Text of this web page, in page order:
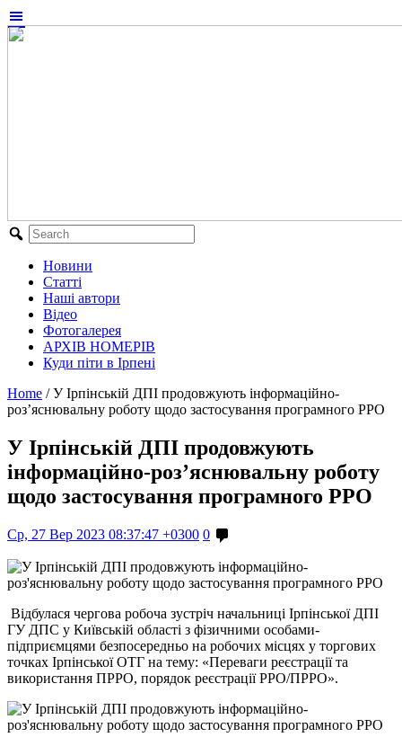
Новини
Статті
Наші автори
Відео
Фотогалерея
АРХІВ НОМЕРІВ
Куди піти в Ірпені
Home / У Ірпінській ДПІ продовжують інформаційно-
роз’яснювальну роботу щодо застосування програмного РРО
У Ірпінській ДПІ продовжують
інформаційно-роз’яснювальну роботу
щодо застосування програмного РРО
Ср, 27 Вер 2023 08:37:47 +0300 0
Відбулася чергова робоча зустріч начальниці Ірпінської ДПІ
ГУ ДПС у Київській області з фізичними особами-
підприємцями безпосередньо на робочих місцях у торгових
точках Ірпінської ОТГ на тему: «Переваги реєстрації та
використання ПРРО, порядок реєстрації РРО/ПРРО».